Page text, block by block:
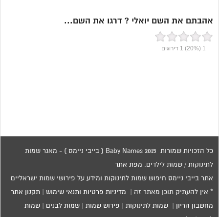
אהבתם את השם יואלי ? דרגו את השם...
1
(20%)
1 דירוגים
כל הזכויות שמורות 2015 Baby Names ( בייבי ניימס ) - מאגר שמות
לתינוקות / שמות לילדים. מפת אתר
אתר בייבי ניימס חיפוש שמות לתינוקות ומידע על פירושי שמות ישראליים
* אין להעתיק תוכן מאתר זה | מדיניות פרטיות ותנאי שימוש תקנון אתר
מחשבון הריון |שמות לתינוקות פירוש שמות |שמות לבנים |שמות